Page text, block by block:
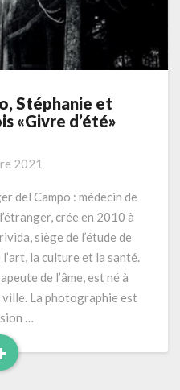
Stéphanie et
«Givre d’été»
2021
del Campo : médecin de
crée en 2010 à
siège de l’étude de
la culture et la santé.
de l’âme, est né à
ville. La photographie est
…